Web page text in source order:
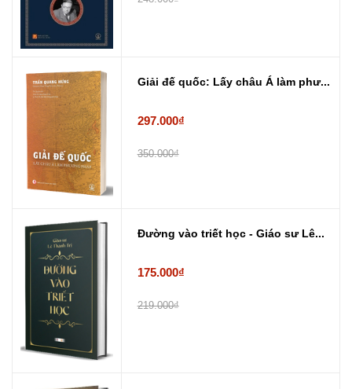
Giải đế quốc: Lấy châu Á làm phư...
297.000₫
350.000₫
Đường vào triết học - Giáo sư Lê...
175.000₫
219.000₫